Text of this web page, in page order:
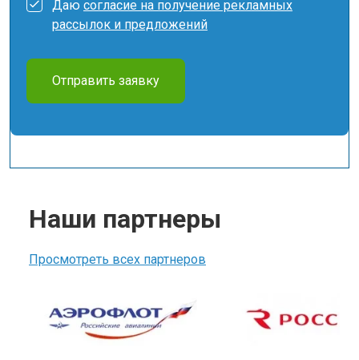
Даю согласие на получение рекламных
рассылок и предложений
Отправить заявку
Наши партнеры
Просмотреть всех партнеров